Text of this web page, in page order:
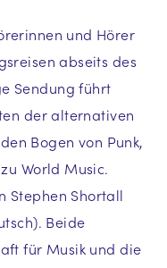
und Hörer
abseits des
Sendung führt
der alternativen
Bogen von Punk,
World Music.
Stephen Shortall
Beide
für Musik und die